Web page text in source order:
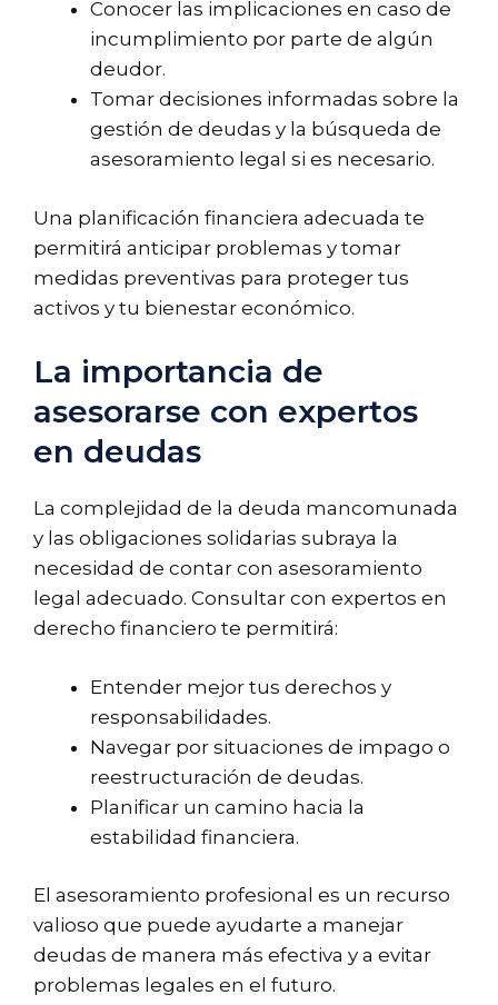
Conocer las implicaciones en caso de
incumplimiento por parte de algún
deudor.
Tomar decisiones informadas sobre la
gestión de deudas y la búsqueda de
asesoramiento legal si es necesario.
Una planificación financiera adecuada te
permitirá anticipar problemas y tomar
medidas preventivas para proteger tus
activos y tu bienestar económico.
La importancia de
asesorarse con expertos
en deudas
La complejidad de la deuda mancomunada
y las obligaciones solidarias subraya la
necesidad de contar con asesoramiento
legal adecuado. Consultar con expertos en
derecho financiero te permitirá:
Entender mejor tus derechos y
responsabilidades.
Navegar por situaciones de impago o
reestructuración de deudas.
Planificar un camino hacia la
estabilidad financiera.
El asesoramiento profesional es un recurso
valioso que puede ayudarte a manejar
deudas de manera más efectiva y a evitar
problemas legales en el futuro.